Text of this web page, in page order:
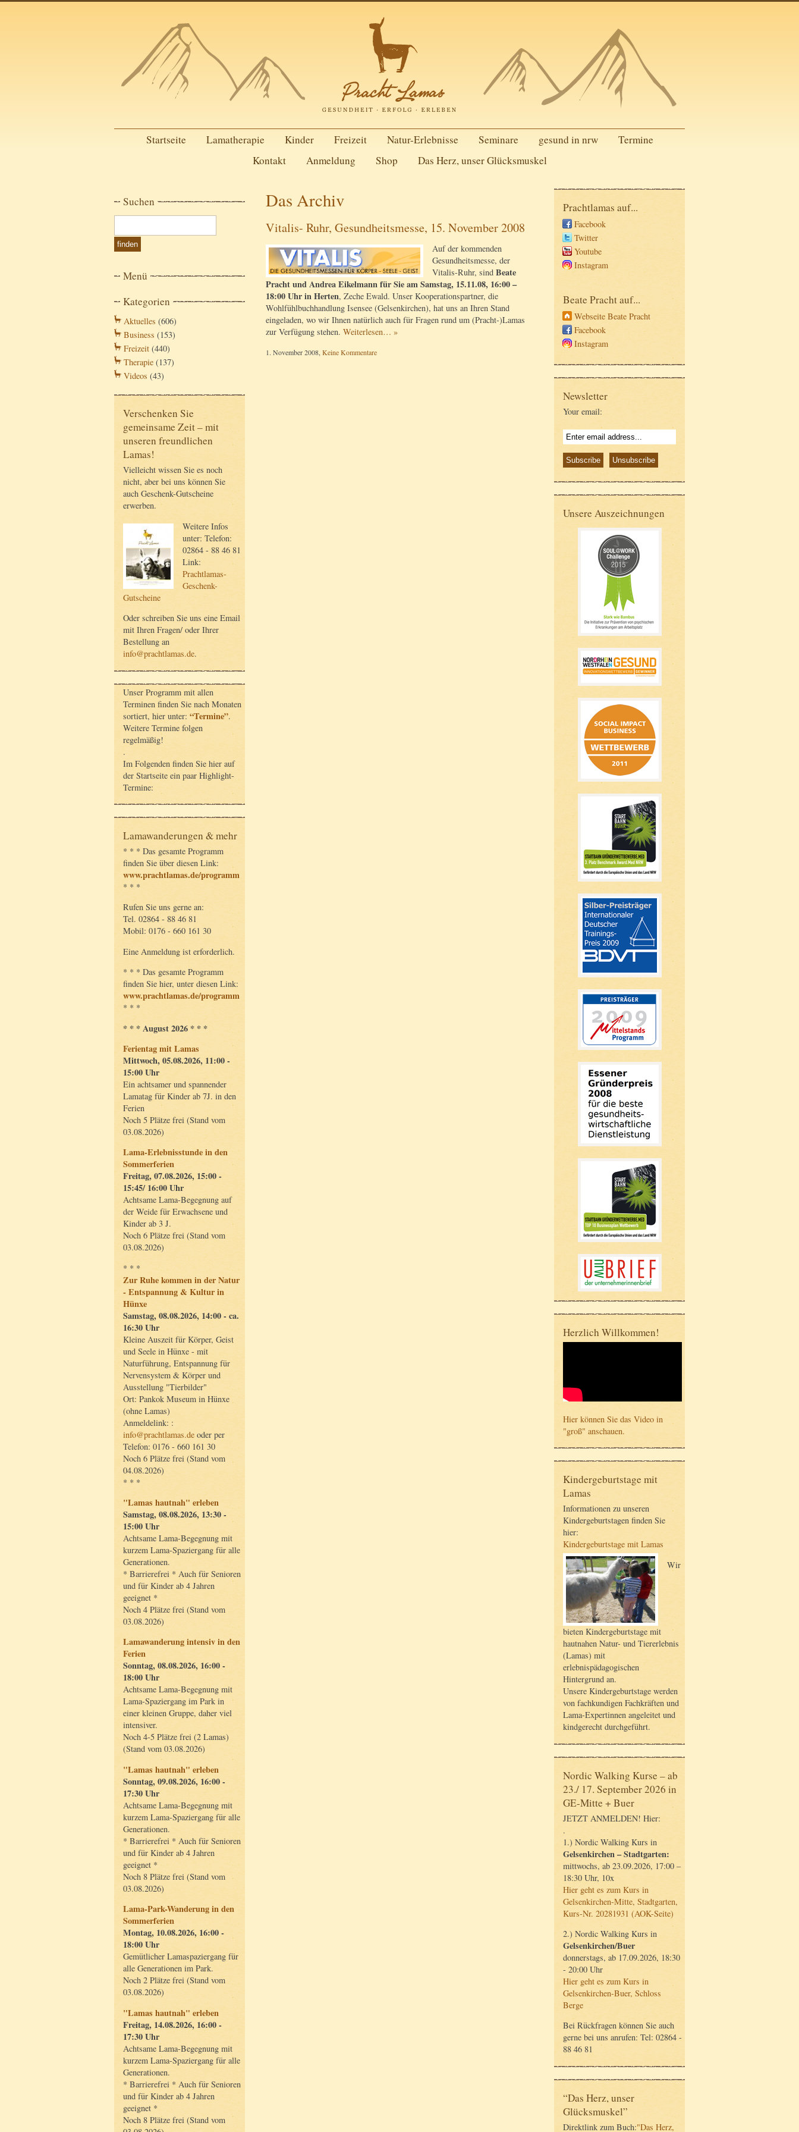
Startseite Lamatherapie Kinder Freizeit Natur-Erlebnisse Seminare gesund in nrw
Termine
Kontakt
Anmeldung Shop Das Herz, unser Glücksmuskel
Suchen
Menü
Kategorien
Aktuelles (606)
Business (153)
Freizeit (440)
Therapie (137)
Videos (43)
Verschenken Sie
gemeinsame Zeit – mit
unseren freundlichen
Lamas!
Vielleicht wissen Sie es noch
nicht, aber bei uns können Sie
auch Geschenk-Gutscheine
erwerben.
Weitere Infos
unter: Telefon:
02864 - 88 46 81
Link:
Prachtlamas-
Geschenk-
Gutscheine
Oder schreiben Sie uns eine Email
mit Ihren Fragen/ oder Ihrer
Bestellung an
info@prachtlamas.de.
Unser Programm mit allen
Terminen finden Sie nach Monaten
sortiert, hier unter: “Termine”.
Weitere Termine folgen
regelmäßig!
.
Im Folgenden finden Sie hier auf
der Startseite ein paar Highlight-
Termine:
Lamawanderungen & mehr
* * * Das gesamte Programm
finden Sie über diesen Link:
www.prachtlamas.de/programm
* * *
Rufen Sie uns gerne an:
Tel. 02864 - 88 46 81
Mobil: 0176 - 660 161 30
Eine Anmeldung ist erforderlich.
* * * Das gesamte Programm
finden Sie hier, unter diesen Link:
www.prachtlamas.de/programm
* * *
* * * August 2026 * * *
Ferientag mit Lamas
Mittwoch, 05.08.2026, 11:00 -
15:00 Uhr
Ein achtsamer und spannender
Lamatag für Kinder ab 7J. in den
Ferien
Noch 5 Plätze frei (Stand vom
03.08.2026)
Lama-Erlebnisstunde in den
Sommerferien
Freitag, 07.08.2026, 15:00 -
15:45/ 16:00 Uhr
Achtsame Lama-Begegnung auf
der Weide für Erwachsene und
Kinder ab 3 J.
Noch 6 Plätze frei (Stand vom
03.08.2026)
* * *
Zur Ruhe kommen in der Natur
- Entspannung & Kultur in
Hünxe
Samstag, 08.08.2026, 14:00 - ca.
16:30 Uhr
Kleine Auszeit für Körper, Geist
und Seele in Hünxe - mit
Naturführung, Entspannung für
Nervensystem & Körper und
Ausstellung "Tierbilder"
Ort: Pankok Museum in Hünxe
(ohne Lamas)
Anmeldelink: :
info@prachtlamas.de oder per
Telefon: 0176 - 660 161 30
Noch 6 Plätze frei (Stand vom
04.08.2026)
* * *
"Lamas hautnah" erleben
Samstag, 08.08.2026, 13:30 -
15:00 Uhr
Achtsame Lama-Begegnung mit
kurzem Lama-Spaziergang für alle
Generationen.
* Barrierefrei * Auch für Senioren
und für Kinder ab 4 Jahren
geeignet *
Noch 4 Plätze frei (Stand vom
03.08.2026)
Lamawanderung intensiv in den
Ferien
Sonntag, 08.08.2026, 16:00 -
18:00 Uhr
Achtsame Lama-Begegnung mit
Lama-Spaziergang im Park in
einer kleinen Gruppe, daher viel
intensiver.
Noch 4-5 Plätze frei (2 Lamas)
(Stand vom 03.08.2026)
"Lamas hautnah" erleben
Sonntag, 09.08.2026, 16:00 -
17:30 Uhr
Achtsame Lama-Begegnung mit
kurzem Lama-Spaziergang für alle
Generationen.
* Barrierefrei * Auch für Senioren
und für Kinder ab 4 Jahren
geeignet *
Noch 8 Plätze frei (Stand vom
03.08.2026)
Lama-Park-Wanderung in den
Sommerferien
Montag, 10.08.2026, 16:00 -
18:00 Uhr
Gemütlicher Lamaspaziergang für
alle Generationen im Park.
Noch 2 Plätze frei (Stand vom
03.08.2026)
"Lamas hautnah" erleben
Freitag, 14.08.2026, 16:00 -
17:30 Uhr
Achtsame Lama-Begegnung mit
kurzem Lama-Spaziergang für alle
Generationen.
* Barrierefrei * Auch für Senioren
und für Kinder ab 4 Jahren
geeignet *
Noch 8 Plätze frei (Stand vom
Prachtlamas auf...
Facebook
Twitter
Youtube
Instagram
Beate Pracht auf...
Webseite Beate Pracht
Facebook
Instagram
Newsletter
Your email:
Unsere Auszeichnungen
Herzlich Willkommen!
Hier können Sie das Video in
"groß" anschauen.
Kindergeburtstage mit
Lamas
Informationen zu unseren
Kindergeburtstagen finden Sie
hier:
Kindergeburtstage mit Lamas
Wir
bieten Kindergeburtstage mit
hautnahen Natur- und Tiererlebnis
(Lamas) mit
erlebnispädagogischen
Hintergrund an.
Unsere Kindergeburtstage werden
von fachkundigen Fachkräften und
Lama-Expertinnen angeleitet und
kindgerecht durchgeführt.
Nordic Walking Kurse – ab
23./ 17. September 2026 in
GE-Mitte + Buer
JETZT ANMELDEN! Hier:
.
1.) Nordic Walking Kurs in
Gelsenkirchen – Stadtgarten:
mittwochs, ab 23.09.2026, 17:00 –
18:30 Uhr, 10x
Hier geht es zum Kurs in
Gelsenkirchen-Mitte, Stadtgarten,
Kurs-Nr. 20281931 (AOK-Seite)
2.) Nordic Walking Kurs in
Gelsenkirchen/Buer
donnerstags, ab 17.09.2026, 18:30
- 20:00 Uhr
Hier geht es zum Kurs in
Gelsenkirchen-Buer, Schloss
Berge
Bei Rückfragen können Sie auch
gerne bei uns anrufen: Tel: 02864 -
88 46 81
“Das Herz, unser
Glücksmuskel”
Direktlink zum Buch:"Das Herz,
Das Archiv
Vitalis- Ruhr, Gesundheitsmesse, 15. November 2008
Auf der kommenden
Gesundheitsmesse, der
Vitalis-Ruhr, sind Beate
Pracht und Andrea Eikelmann für Sie am Samstag, 15.11.08, 16:00 –
18:00 Uhr in Herten, Zeche Ewald. Unser Kooperationspartner, die
Wohlfühlbuchhandlung Isensee (Gelsenkirchen), hat uns an Ihren Stand
eingeladen, wo wir Ihnen natürlich auch für Fragen rund um (Pracht-)Lamas
zur Verfügung stehen. Weiterlesen… »
1. November 2008,Keine Kommentare